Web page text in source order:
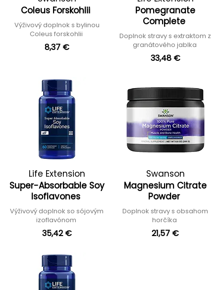
Coleus Forskohlii
Výživový doplnok s bylinou
Coleus forskohlii
8,37 €
Pomegranate
Complete
Doplnok stravy s extraktom z
granátového jablka
33,48 €
Life Extension
Super-Absorbable Soy
Isoflavones
Výživový doplnok so sójovým
izoflavónom
35,42 €
Swanson
Magnesium Citrate
Powder
Doplnok stravy s obsahom
horčíka
21,57 €